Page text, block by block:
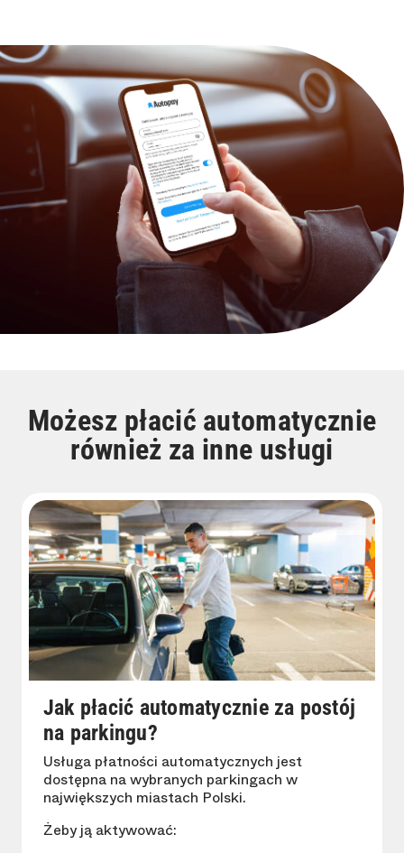
Możesz płacić automatycznie
również za inne usługi
Jak płacić automatycznie za postój
na parkingu?
Usługa płatności automatycznych jest
dostępna na wybranych parkingach w
największych miastach Polski.
Żeby ją aktywować: